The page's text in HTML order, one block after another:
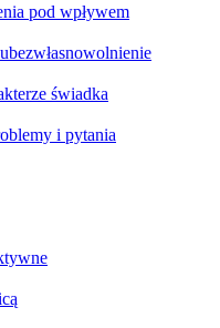
pod wpływem
świadka
i pytania